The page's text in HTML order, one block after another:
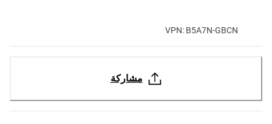
VPN: B5A7N-GBCN
مشاركة